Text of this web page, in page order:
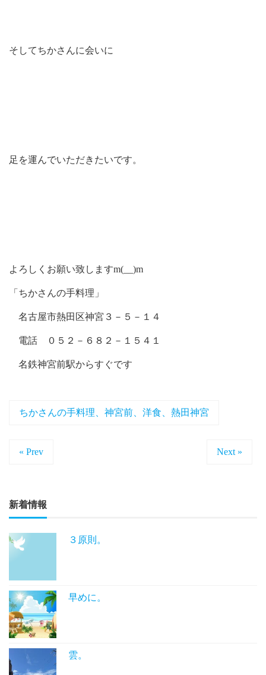
そしてちかさんに会いに
足を運んでいただきたいです。
よろしくお願い致しますm(__)m
「ちかさんの手料理」
名古屋市熱田区神宮３－５－１４
電話 ０５２－６８２－１５４１
名鉄神宮前駅からすぐです
ちかさんの手料理、神宮前、洋食、熱田神宮
« Prev Next »
新着情報
３原則。
早めに。
雲。